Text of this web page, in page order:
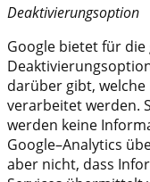
Deaktivierungsoption
Google bietet für
darüber gibt,
verarbeitet werden.
werden keine
Google–Analytics
aber nicht, dass